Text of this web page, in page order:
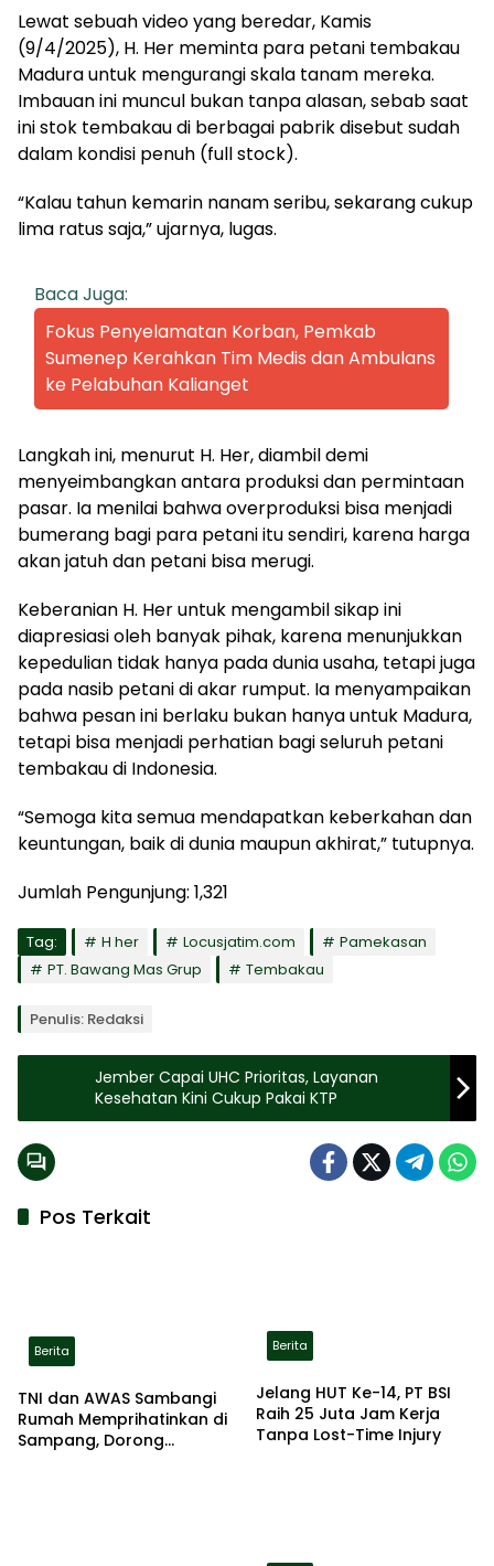
Lewat sebuah video yang beredar, Kamis
(9/4/2025), H. Her meminta para petani tembakau
Madura untuk mengurangi skala tanam mereka.
Imbauan ini muncul bukan tanpa alasan, sebab saat
ini stok tembakau di berbagai pabrik disebut sudah
dalam kondisi penuh (full stock).
“Kalau tahun kemarin nanam seribu, sekarang cukup
lima ratus saja,” ujarnya, lugas.
Baca Juga:
Fokus Penyelamatan Korban, Pemkab
Sumenep Kerahkan Tim Medis dan Ambulans
ke Pelabuhan Kalianget
Langkah ini, menurut H. Her, diambil demi
menyeimbangkan antara produksi dan permintaan
pasar. Ia menilai bahwa overproduksi bisa menjadi
bumerang bagi para petani itu sendiri, karena harga
akan jatuh dan petani bisa merugi.
Keberanian H. Her untuk mengambil sikap ini
diapresiasi oleh banyak pihak, karena menunjukkan
kepedulian tidak hanya pada dunia usaha, tetapi juga
pada nasib petani di akar rumput. Ia menyampaikan
bahwa pesan ini berlaku bukan hanya untuk Madura,
tetapi bisa menjadi perhatian bagi seluruh petani
tembakau di Indonesia.
“Semoga kita semua mendapatkan keberkahan dan
keuntungan, baik di dunia maupun akhirat,” tutupnya.
Jumlah Pengunjung: 1,321
Tag: H her Locusjatim.com
Pamekasan
PT. Bawang Mas Grup
Tembakau
Penulis: Redaksi
Jember Capai UHC Prioritas, Layanan
Kesehatan Kini Cukup Pakai KTP
Pos Terkait
Berita
TNI dan AWAS Sambangi
Rumah Memprihatinkan di
Sampang, Dorong
Berita
Jelang HUT Ke-14, PT BSI
Raih 25 Juta Jam Kerja
Tanpa Lost-Time Injury